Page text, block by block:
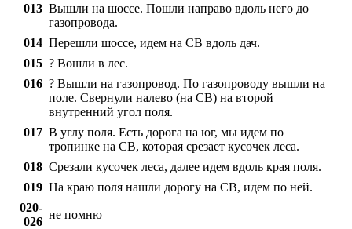
013 Вышли на шоссе. Пошли направо вдоль него до
газопровода.
014 Перешли шоссе, идем на СВ вдоль дач.
015 ? Вошли в лес.
016 ? Вышли на газопровод. По газопроводу вышли на
поле. Свернули налево (на СВ) на второй
внутренний угол поля.
017 В углу поля. Есть дорога на юг, мы идем по
тропинке на СВ, которая срезает кусочек леса.
018 Срезали кусочек леса, далее идем вдоль края поля.
019 На краю поля нашли дорогу на СВ, идем по ней.
020-
026
не помню